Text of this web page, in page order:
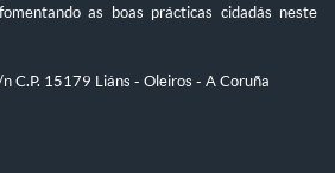
as boas prácticas cidadás neste
C.P. 15179 Liáns - Oleiros - A Coruña